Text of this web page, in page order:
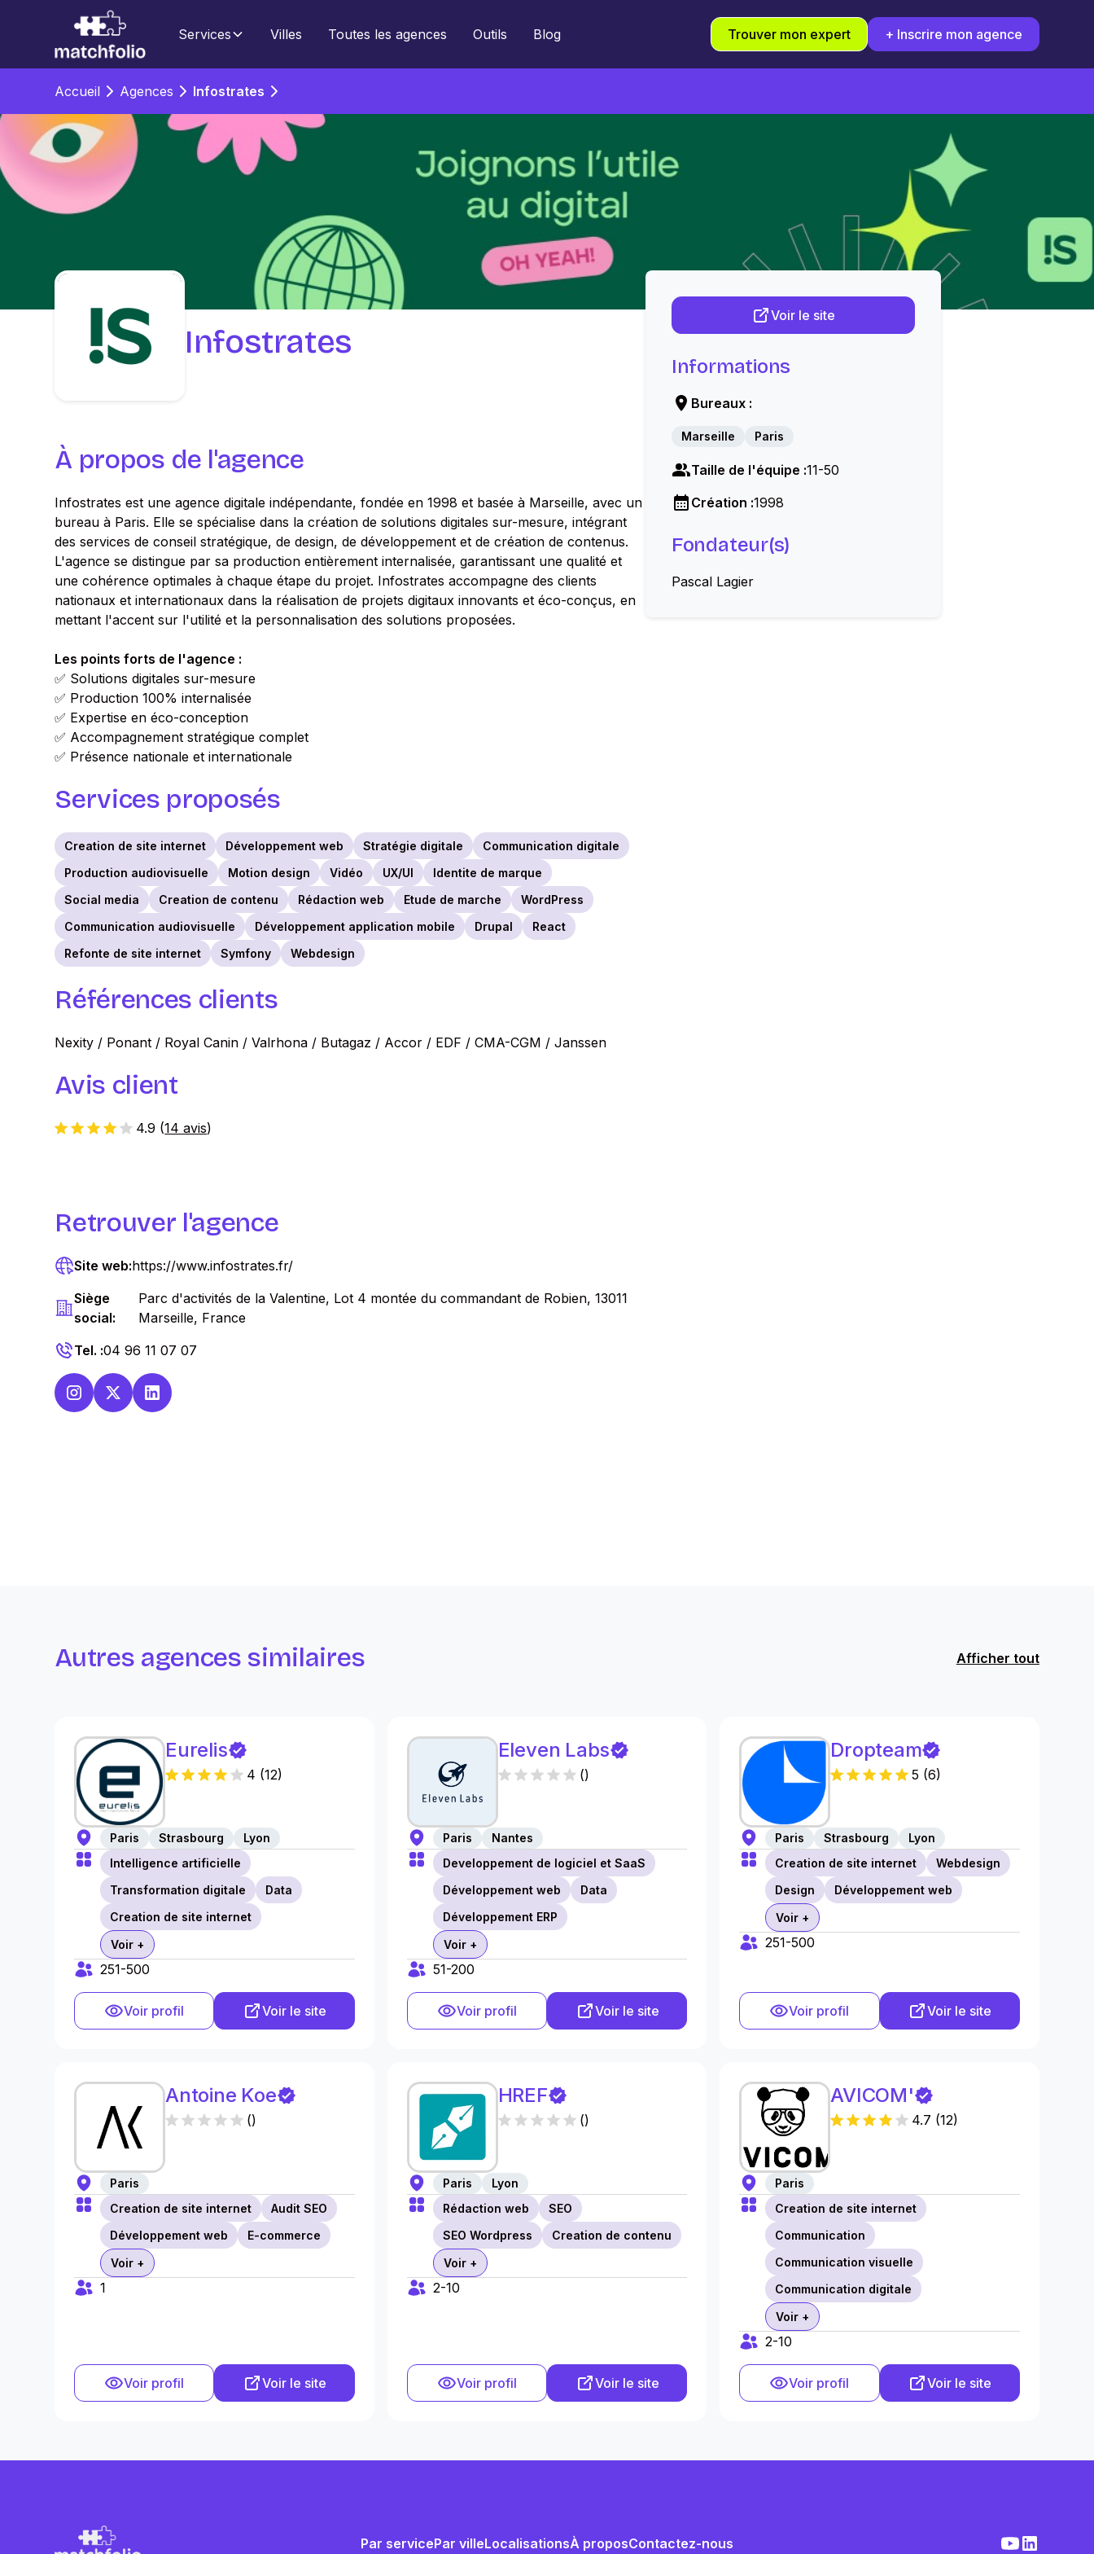
Services Villes Toutes les agences Outils Blog Trouver mon expert + Inscrire mon agence
Accueil Agences Infostrates
Infostrates
À propos de l'agence
Infostrates est une agence digitale indépendante, fondée en 1998 et basée à Marseille, avec un
bureau à Paris. Elle se spécialise dans la création de solutions digitales sur-mesure, intégrant
des services de conseil stratégique, de design, de développement et de création de contenus.
L'agence se distingue par sa production entièrement internalisée, garantissant une qualité et
une cohérence optimales à chaque étape du projet. Infostrates accompagne des clients
nationaux et internationaux dans la réalisation de projets digitaux innovants et éco-conçus, en
mettant l'accent sur l'utilité et la personnalisation des solutions proposées.
Les points forts de l'agence :
✅ Solutions digitales sur-mesure
✅ Production 100% internalisée
✅ Expertise en éco-conception
✅ Accompagnement stratégique complet
✅ Présence nationale et internationale
Services proposés
Creation de site internet Développement web Stratégie digitale
Communication digitale
Production audiovisuelle
Motion design Vidéo UX/UI
Identite de marque
Social media
Creation de contenu Rédaction web Etude de marche
WordPress
Communication audiovisuelle
Développement application mobile Drupal
React
Refonte de site internet
Symfony Webdesign
Références clients
Nexity / Ponant / Royal Canin / Valrhona / Butagaz / Accor / EDF / CMA-CGM / Janssen
Avis client
4.9 (14 avis)
Voir le site
Informations
Bureaux :
Marseille Paris
Taille de l'équipe :11-50
Création :1998
Fondateur(s)
Pascal Lagier
Retrouver l'agence
Site web:https://www.infostrates.fr/
Siège
social:
Parc d'activités de la Valentine, Lot 4 montée du commandant de Robien, 13011
Marseille, France
Tel. :04 96 11 07 07
Autres agences similaires Afficher tout
Eurelis
4 (12)
Paris Strasbourg
Lyon
Intelligence artificielle
Transformation digitale
Data
Creation de site internet
Voir +
251-500
Voir profil Voir le site
Eleven Labs
()
Paris
Nantes
Developpement de logiciel et SaaS
Développement web
Data
Développement ERP
Voir +
51-200
Voir profil Voir le site
Dropteam
5 (6)
Paris Strasbourg
Lyon
Creation de site internet
Webdesign
Design
Développement web
Voir +
251-500
Voir profil Voir le site
Antoine Koe
()
Paris
Creation de site internet
Audit SEO
Développement web
E-commerce
Voir +
1
Voir profil Voir le site
HREF
()
Paris
Lyon
Rédaction web
SEO
SEO Wordpress
Creation de contenu
Voir +
2-10
Voir profil Voir le site
AVICOM'
4.7 (12)
Paris
Creation de site internet
Communication
Communication visuelle
Communication digitale
Voir +
2-10
Voir profil Voir le site
Par servicePar villeLocalisationsÀ proposContactez-nous